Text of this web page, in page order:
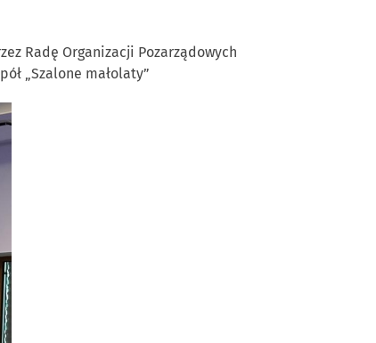
Radę Organizacji Pozarządowych
„Szalone małolaty”